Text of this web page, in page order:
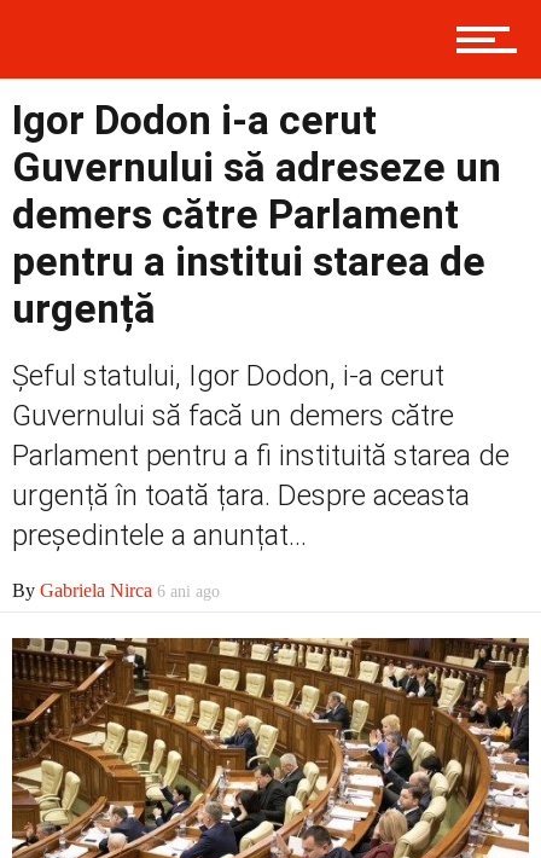
Prima
Politică
Externe
Economic
Contact
Igor Dodon i-a cerut
Guvernului să adreseze un
demers către Parlament
pentru a institui starea de
urgență
Șeful statului, Igor Dodon, i-a cerut
Guvernului să facă un demers către
Parlament pentru a fi instituită starea de
urgență în toată țara. Despre aceasta
președintele a anunțat...
By Gabriela Nirca 6 ani ago